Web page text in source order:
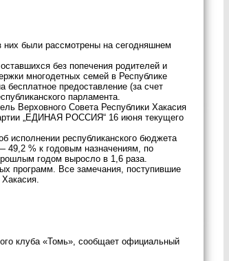
них были рассмотрены на сегодняшнем
без попечения родителей и
многодетных семей в Республике
предоставление (за счет
парламента.
Верховного Совета Республики Хакасия
„ЕДИНАЯ РОССИЯ“ 16 июня текущего
исполнении республиканского бюджета
49,2 % к годовым назначениям, по
годом выросло в 1,6 раза.
программ. Все замечания, поступившие
клуба «Томь», сообщает официальный